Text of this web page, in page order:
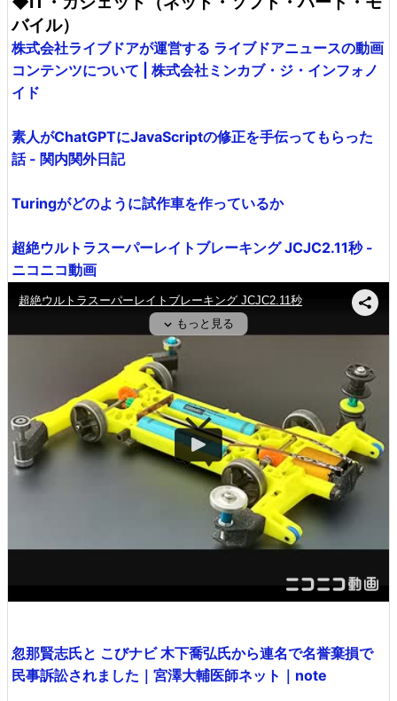
バイル）
株式会社ライブドアが運営する ライブドアニュースの動画
コンテンツについて | 株式会社ミンカブ・ジ・インフォノ
イド
素人がChatGPTにJavaScriptの修正を手伝ってもらった
話 - 関内関外日記
Turingがどのように試作車を作っているか
超絶ウルトラスーパーレイトブレーキング JCJC2.11秒 -
ニコニコ動画
忽那賢志氏と こびナビ 木下喬弘氏から連名で名誉棄損で
民事訴訟されました｜宮澤大輔医師ネット｜note